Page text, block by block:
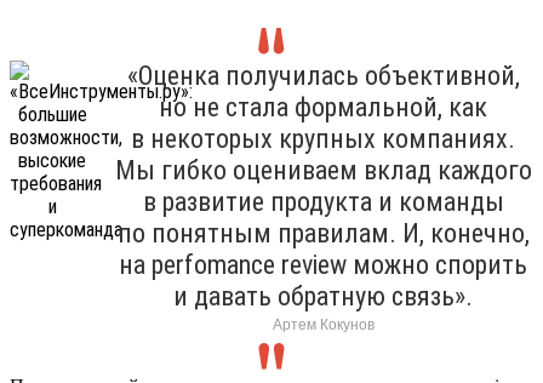
«Оценка получилась объективной,
но не стала формальной, как
в некоторых крупных компаниях.
Мы гибко оцениваем вклад каждого
в развитие продукта и команды
по понятным правилам. И, конечно,
на perfomance review можно спорить
и давать обратную связь».
Артем Кокунов